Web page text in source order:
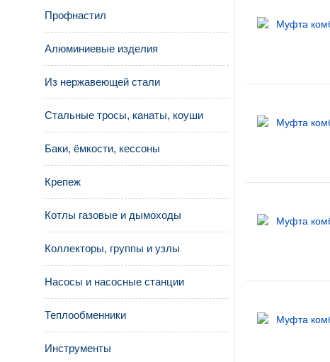
Профнастил
Алюминиевые изделия
Из нержавеющей стали
Стальные тросы, канаты, коуши
Баки, ёмкости, кессоны
Крепеж
Котлы газовые и дымоходы
Коллекторы, группы и узлы
Насосы и насосные станции
Теплообменники
Инструменты